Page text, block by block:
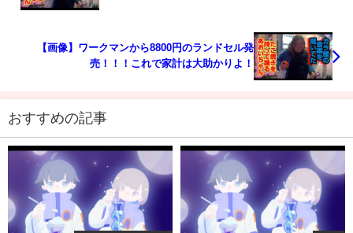
【画像】ワークマンから8800円のランドセル発
売！！！これで家計は大助かりよ！
おすすめの記事